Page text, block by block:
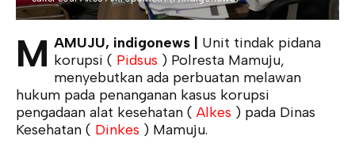
M AMUJU, indigonews |
Unit tindak pidana
korupsi ( Pidsus ) Polresta Mamuju,
menyebutkan ada perbuatan melawan
hukum pada penanganan kasus korupsi
pengadaan alat kesehatan ( Alkes ) pada Dinas
Kesehatan ( Dinkes ) Mamuju.